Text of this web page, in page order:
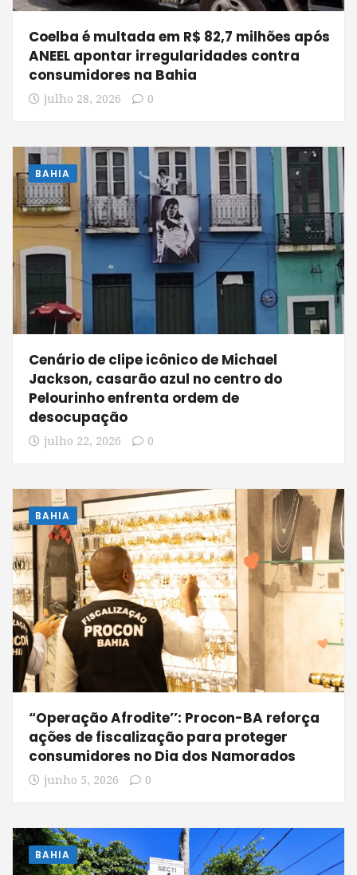
Coelba é multada em R$ 82,7 milhões após
ANEEL apontar irregularidades contra
consumidores na Bahia
julho 28, 2026 0
BAHIA
Cenário de clipe icônico de Michael
Jackson, casarão azul no centro do
Pelourinho enfrenta ordem de
desocupação
julho 22, 2026 0
BAHIA
“Operação Afrodite’’: Procon-BA reforça
ações de fiscalização para proteger
consumidores no Dia dos Namorados
junho 5, 2026 0
BAHIA